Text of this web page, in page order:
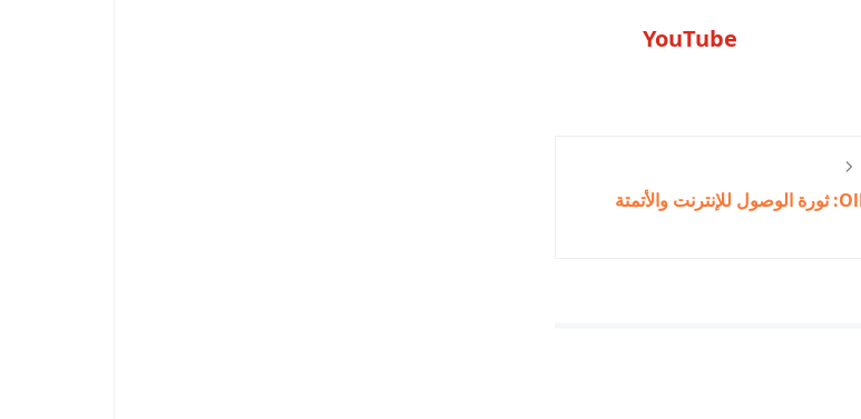
YouTube
Ollama 0.18.1: ثورة الوصول للإنترنت والأتمتة